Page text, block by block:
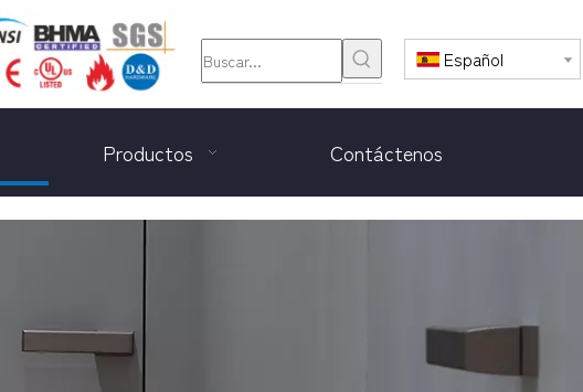
Español
Productos Contáctenos